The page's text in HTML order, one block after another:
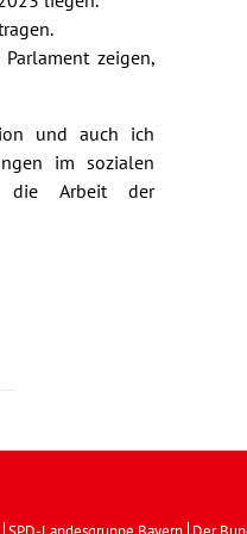
zeigen,
und auch ich
im sozialen
die Arbeit der